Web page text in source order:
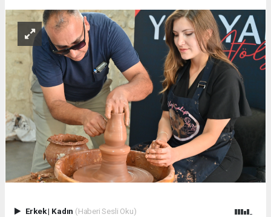
Erkek| Kadın (Haberi Sesli Oku)